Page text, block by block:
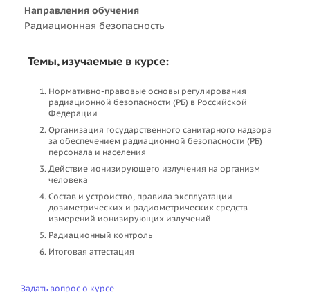
Направления обучения
Радиационная безопасность
Темы, изучаемые в курсе:
Нормативно-правовые основы регулирования
радиационной безопасности (РБ) в Российской
Федерации
Организация государственного санитарного надзора
за обеспечением радиационной безопасности (РБ)
персонала и населения
Действие ионизирующего излучения на организм
человека
Состав и устройство, правила эксплуатации
дозиметрических и радиометрических средств
измерений ионизирующих излучений
Радиационный контроль
Итоговая аттестация
Задать вопрос о курсе